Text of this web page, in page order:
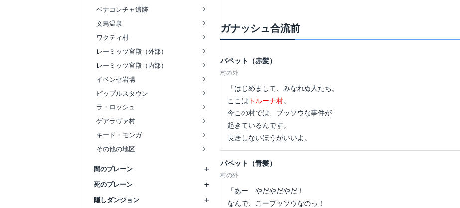
ガナッシュ合流前
パペット（赤髪）
村の外
「はじめまして、みなれぬ人たち。
ここは トルーナ村。
今この村では、ブッソウな事件が
起きているんです。
長居しないほうがいいよ。
パペット（青髪）
村の外
「あー やだやだやだ！
なんで、こーブッソウなのっ！
ベナコンチャ遺跡
文鳥温泉
ワクティ村
レーミッツ宮殿（外部）
レーミッツ宮殿（内部）
イベンセ岩場
ピップルスタウン
ラ・ロッシュ
ゲアラヴァ村
キード・モンガ
その他の地区
闇のプレーン
死のプレーン
隠しダンジョン